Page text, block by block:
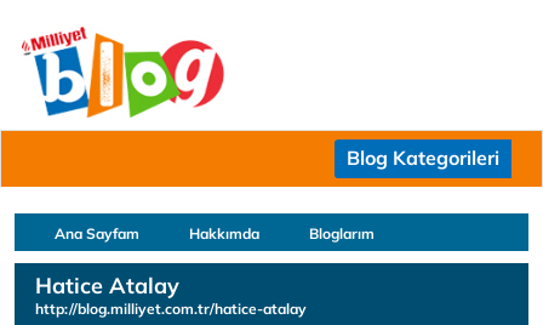
Blog Kategorileri
Ana Sayfam Hakkımda Bloglarım
Hatice Atalay
http://blog.milliyet.com.tr/hatice-atalay